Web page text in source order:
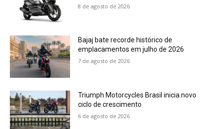
8 de agosto de 2026
Bajaj bate recorde histórico de
emplacamentos em julho de 2026
7 de agosto de 2026
Triumph Motorcycles Brasil inicia novo
ciclo de crescimento
6 de agosto de 2026